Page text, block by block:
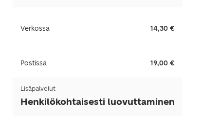
Verkossa 14,30 €
Postissa 19,00 €
Lisäpalvelut
Henkilökohtaisesti luovuttaminen